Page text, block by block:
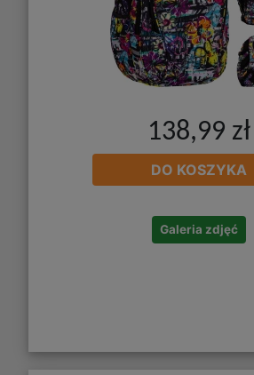
138,99 zł
DO KOSZYKA
Galeria zdjęć